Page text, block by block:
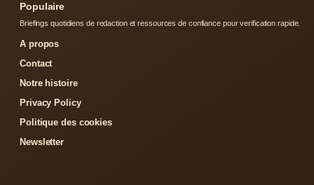
Populaire
Briefings quotidiens de redaction et ressources de confiance pour verification rapide.
A propos
Contact
Notre histoire
Privacy Policy
Politique des cookies
Newsletter